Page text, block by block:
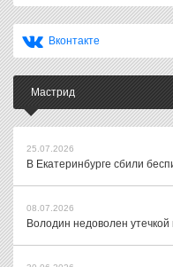
Вконтакте
Мастрид
25.07.2026
В Екатеринбурге сбили
08.07.2026
Володин недоволен